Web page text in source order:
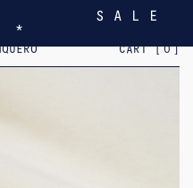
R S A L E
*
CART [0]